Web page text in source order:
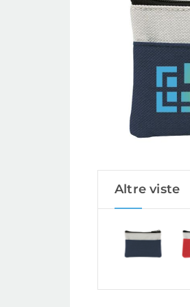
Altre viste